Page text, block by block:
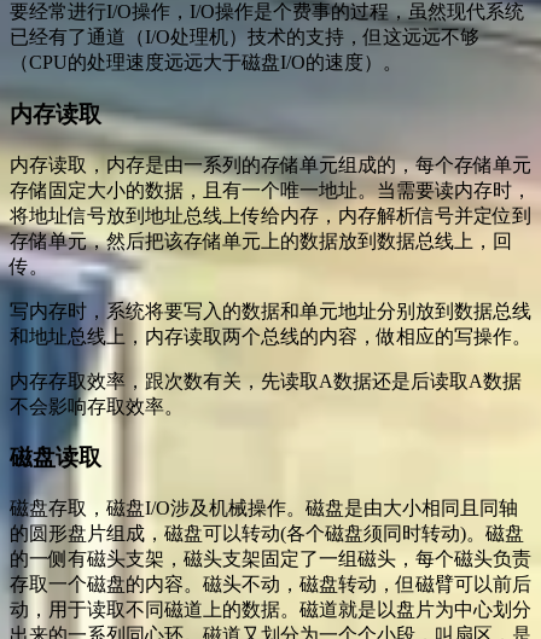
要经常进行I/O操作，I/O操作是个费事的过程，虽然现代系统
已经有了通道（I/O处理机）技术的支持，但这远远不够
（CPU的处理速度远远大于磁盘I/O的速度）。
内存读取
内存读取，内存是由一系列的存储单元组成的，每个存储单元
存储固定大小的数据，且有一个唯一地址。当需要读内存时，
将地址信号放到地址总线上传给内存，内存解析信号并定位到
存储单元，然后把该存储单元上的数据放到数据总线上，回
传。
写内存时，系统将要写入的数据和单元地址分别放到数据总线
和地址总线上，内存读取两个总线的内容，做相应的写操作。
内存存取效率，跟次数有关，先读取A数据还是后读取A数据
不会影响存取效率。
磁盘读取
磁盘存取，磁盘I/O涉及机械操作。磁盘是由大小相同且同轴
的圆形盘片组成，磁盘可以转动(各个磁盘须同时转动)。磁盘
的一侧有磁头支架，磁头支架固定了一组磁头，每个磁头负责
存取一个磁盘的内容。磁头不动，磁盘转动，但磁臂可以前后
动，用于读取不同磁道上的数据。磁道就是以盘片为中心划分